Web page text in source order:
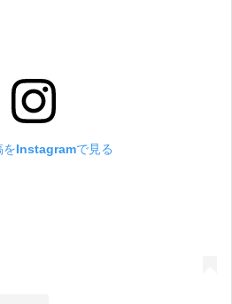
をInstagramで見る